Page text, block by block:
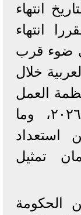
انتهاء
انتهاء
يونيو ٢٠٢٦، في ضوء قرب
خلال
العمل
الدولية خلال شهر يونيو ۲۰٢٦، وما
استعداد
تمثيل
الحكومة